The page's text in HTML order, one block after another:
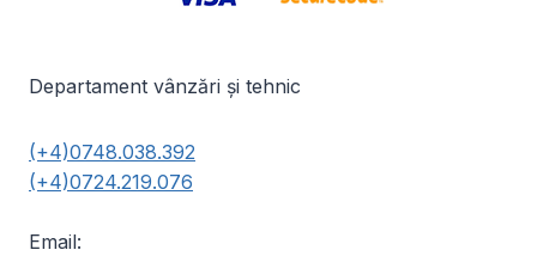
Departament vânzări și tehnic
(+4)0748.038.392
(+4)0724.219.076
Email: